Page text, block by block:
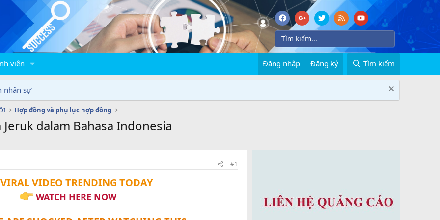
viên Đăng nhập Đăng ký Tìm kiếm
nhân sự
Hợp đồng và phụ lục hợp đồng
dalam Bahasa Indonesia
#1
VIRAL VIDEO TRENDING TODAY
WATCH HERE NOW